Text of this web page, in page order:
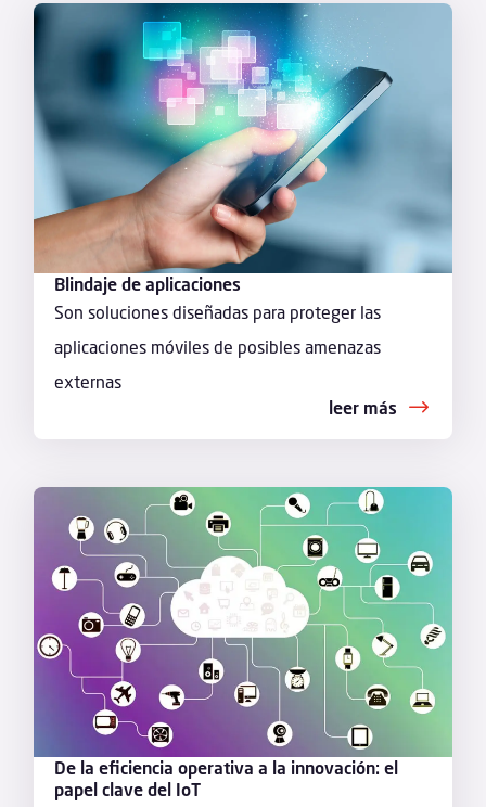
Blindaje de aplicaciones
Son soluciones diseñadas para proteger las
aplicaciones móviles de posibles amenazas
externas
leer más
De la eficiencia operativa a la innovación: el
papel clave del IoT